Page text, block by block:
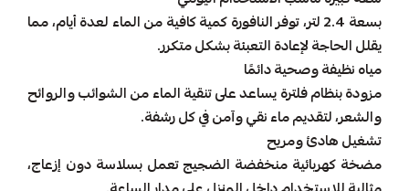
بسعة 2.4 لتر، توفر النافورة كمية كافية من الماء لعدة أيام، مما
يقلل الحاجة لإعادة التعبئة بشكل متكرر.
مياه نظيفة وصحية دائمًا
مزودة بنظام فلترة يساعد على تنقية الماء من الشوائب والروائح
والشعر، لتقديم ماء نقي وآمن في كل رشفة.
تشغيل هادئ ومريح
مضخة كهربائية منخفضة الضجيج تعمل بسلاسة دون إزعاج،